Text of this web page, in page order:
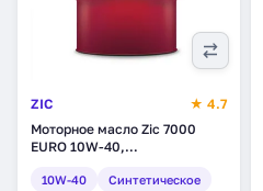
ZIC
★ 4.7
Моторное масло Zic 7000
EURO 10W-40,
(207148)
10W-40
Синтетическое